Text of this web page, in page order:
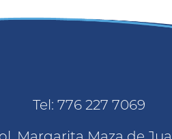
Tel: 776 227 7069